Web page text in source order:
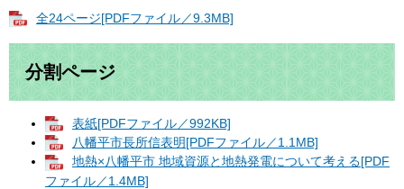
全24ページ[PDFファイル／9.3MB]
分割ページ
表紙[PDFファイル／992KB]
八幡平市長所信表明[PDFファイル／1.1MB]
地熱×八幡平市 地域資源と地熱発電について考える[PDF
ファイル／1.4MB]